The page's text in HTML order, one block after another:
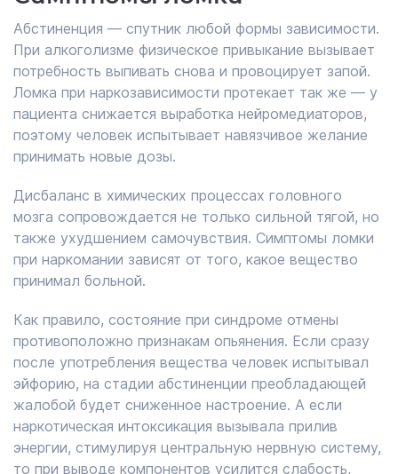
Абстиненция — спутник любой формы зависимости.
При алкоголизме физическое привыкание вызывает
потребность выпивать снова и провоцирует запой.
Ломка при наркозависимости протекает так же — у
пациента снижается выработка нейромедиаторов,
поэтому человек испытывает навязчивое желание
принимать новые дозы.
Дисбаланс в химических процессах головного
мозга сопровождается не только сильной тягой, но
также ухудшением самочувствия. Симптомы ломки
при наркомании зависят от того, какое вещество
принимал больной.
Как правило, состояние при синдроме отмены
противоположно признакам опьянения. Если сразу
после употребления вещества человек испытывал
эйфорию, на стадии абстиненции преобладающей
жалобой будет сниженное настроение. А если
наркотическая интоксикация вызывала прилив
энергии, стимулируя центральную нервную систему,
то при выводе компонентов усилится слабость,